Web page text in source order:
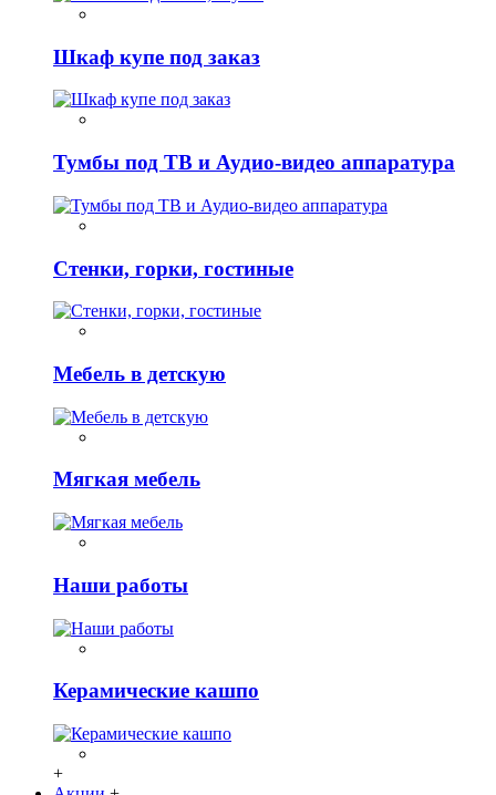
Шкаф купе под заказ
Тумбы под ТВ и Аудио-видео аппаратура
Стенки, горки, гостиные
Мебель в детскую
Мягкая мебель
Наши работы
Керамические кашпо
+